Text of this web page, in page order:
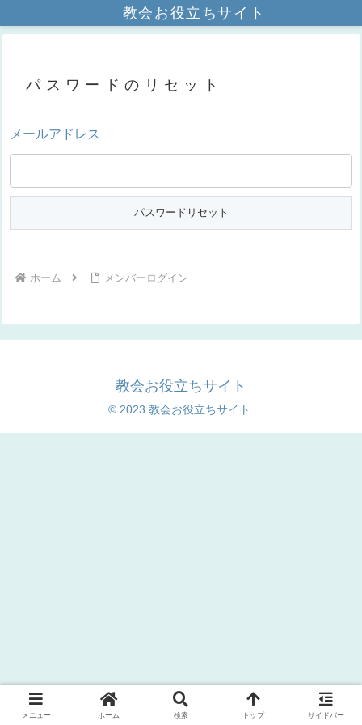
教会お役立ちサイト
パスワードのリセット
メールアドレス
ホーム メンバーログイン
教会お役立ちサイト
© 2023 教会お役立ちサイト.
メニュー ホーム 検索 トップ サイドバー